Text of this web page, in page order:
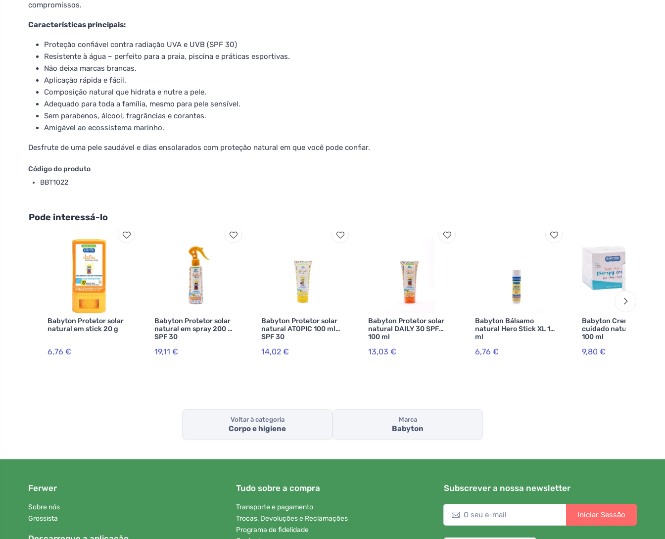
compromissos.
Características principais:
Proteção confiável contra radiação UVA e UVB (SPF 30)
Resistente à água – perfeito para a praia, piscina e práticas esportivas.
Não deixa marcas brancas.
Aplicação rápida e fácil.
Composição natural que hidrata e nutre a pele.
Adequado para toda a família, mesmo para pele sensível.
Sem parabenos, álcool, fragrâncias e corantes.
Amigável ao ecossistema marinho.
Desfrute de uma pele saudável e dias ensolarados com proteção natural em que você pode confiar.
Código do produto
BBT1022
Pode interessá-lo
Babyton Protetor solar
natural em stick 20 g
6,76 €
Babyton Protetor solar
natural em spray 200 ml
SPF 30
19,11 €
Babyton Protetor solar
natural ATOPIC 100 ml
SPF 30
14,02 €
Babyton Protetor solar
natural DAILY 30 SPF
100 ml
13,03 €
Babyton Bálsamo
natural Hero Stick XL 15
ml
6,76 €
Babyton Creme de
cuidado natural ATOPIC
100 ml
9,80 €
Voltar à categoria
Corpo e higiene
Marca
Babyton
Ferwer
Sobre nós
Grossista
Tudo sobre a compra
Transporte e pagamento
Trocas, Devoluções e Reclamações
Programa de fidelidade
Subscrever a nossa newsletter
Iniciar Sessão